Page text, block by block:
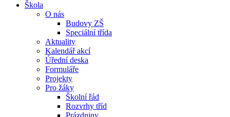
Škola
O nás
Budovy ZŠ
Speciální třída
Aktuality
Kalendář akcí
Úřední deska
Formuláře
Projekty
Pro žáky
Školní řád
Rozvrhy tříd
Prázdniny